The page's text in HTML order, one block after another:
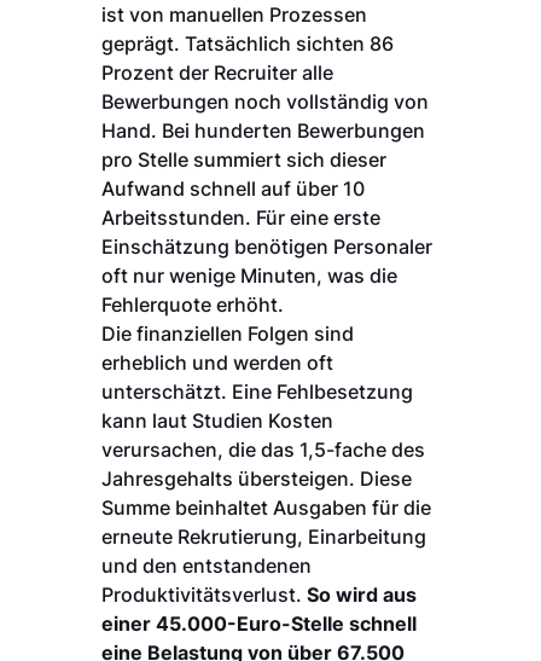
ist von manuellen Prozessen
geprägt. Tatsächlich sichten 86
Prozent der Recruiter alle
Bewerbungen noch vollständig von
Hand. Bei hunderten Bewerbungen
pro Stelle summiert sich dieser
Aufwand schnell auf über 10
Arbeitsstunden. Für eine erste
Einschätzung benötigen Personaler
oft nur wenige Minuten, was die
Fehlerquote erhöht.
Die finanziellen Folgen sind
erheblich und werden oft
unterschätzt. Eine Fehlbesetzung
kann laut Studien Kosten
verursachen, die das 1,5-fache des
Jahresgehalts übersteigen. Diese
Summe beinhaltet Ausgaben für die
erneute Rekrutierung, Einarbeitung
und den entstandenen
Produktivitätsverlust. So wird aus
einer 45.000-Euro-Stelle schnell
eine Belastung von über 67.500